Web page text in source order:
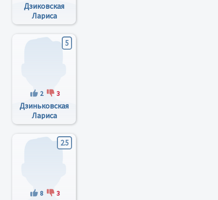
Дзиковская
Лариса
Николаевна
5
2 3
Дзиньковская
Лариса
Николаевна
2.5
8 3